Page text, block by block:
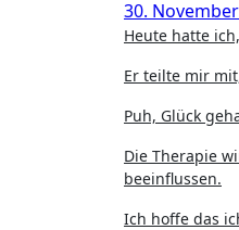
30.
Heute hatte
Er teilte mir
Puh, Glück
Die Therapie
beeinflussen.
Ich hoffe das